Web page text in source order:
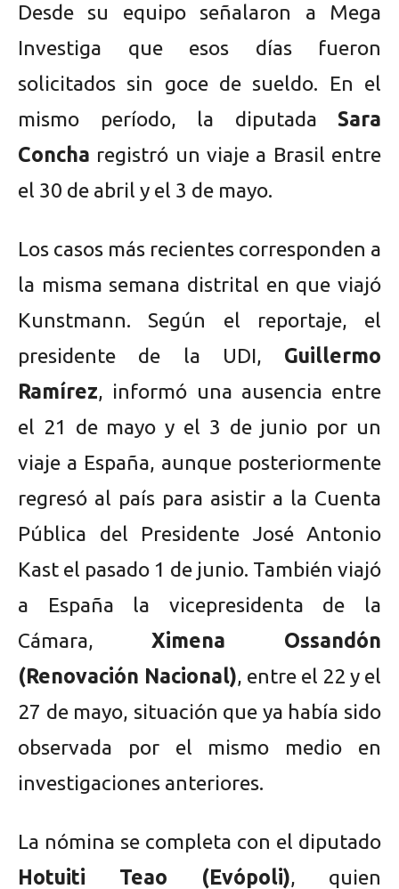
Desde su equipo señalaron a Mega
Investiga que esos días fueron
solicitados sin goce de sueldo. En el
mismo período, la diputada Sara
Concha registró un viaje a Brasil entre
el 30 de abril y el 3 de mayo.
Los casos más recientes corresponden a
la misma semana distrital en que viajó
Kunstmann. Según el reportaje, el
presidente de la UDI, Guillermo
Ramírez, informó una ausencia entre
el 21 de mayo y el 3 de junio por un
viaje a España, aunque posteriormente
regresó al país para asistir a la Cuenta
Pública del Presidente José Antonio
Kast el pasado 1 de junio. También viajó
a España la vicepresidenta de la
Cámara, Ximena Ossandón
(Renovación Nacional), entre el 22 y el
27 de mayo, situación que ya había sido
observada por el mismo medio en
investigaciones anteriores.
La nómina se completa con el diputado
Hotuiti Teao (Evópoli), quien